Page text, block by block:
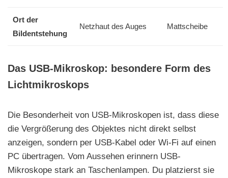
Ort der
Bildentstehung
Netzhaut des Auges Mattscheibe
Das USB-Mikroskop: besondere Form des
Lichtmikroskops
Die Besonderheit von USB-Mikroskopen ist, dass diese
die Vergrößerung des Objektes nicht direkt selbst
anzeigen, sondern per USB-Kabel oder Wi-Fi auf einen
PC übertragen. Vom Aussehen erinnern USB-
Mikroskope stark an Taschenlampen. Du platzierst sie